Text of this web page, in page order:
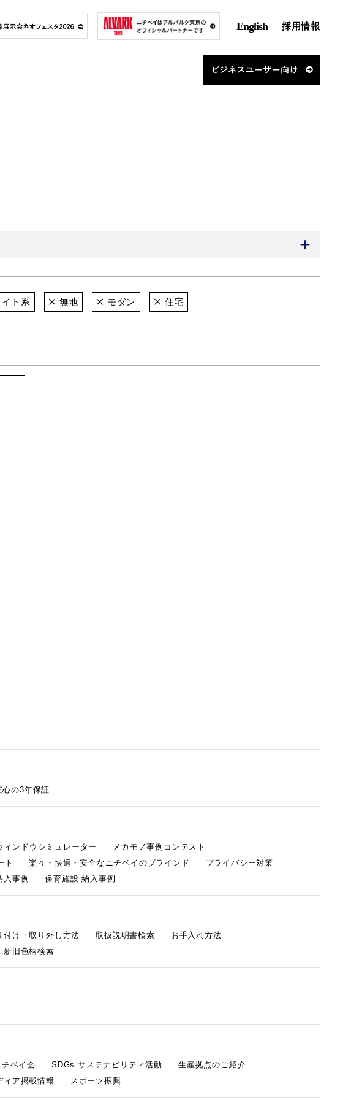
English 採用情報
ト系 無地 モダン 住宅
心の3年保証
ィンドウシミュレーター
メカモノ事例コンテスト
ト 楽々・快適・安全なニチベイのブラインド
プライバシー対策
入事例 保育施設 納入事例
付け・取り外し方法 取扱説明書検索
お手入れ方法
新旧色柄検索
チベイ会 SDGs サステナビリティ活動
生産拠点のご紹介
ィア掲載情報 スポーツ振興